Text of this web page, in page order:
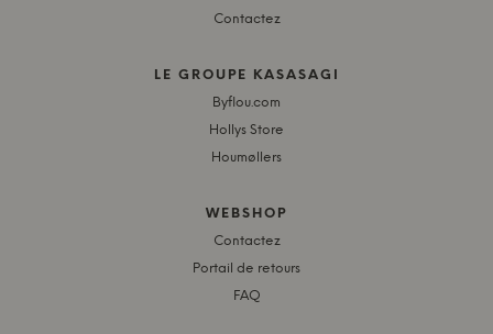
Contactez
LE GROUPE KASASAGI
Byflou.com
Hollys Store
Houmøllers
WEBSHOP
Contactez
Portail de retours
FAQ